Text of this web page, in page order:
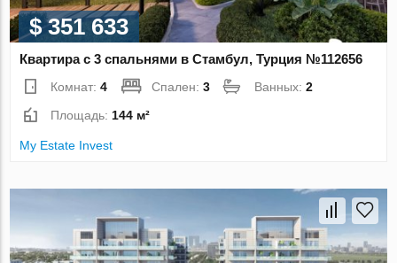
$ 351 633
Квартира с 3 спальнями в Стамбул, Турция №112656
Комнат:4 Спален:3 Ванных:2
Площадь:144 м²
My Estate Invest